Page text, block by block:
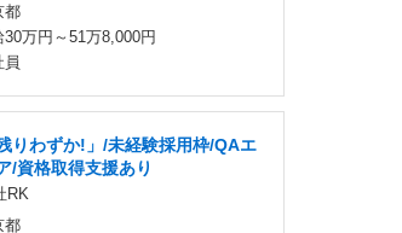
都
30万円～51万8,000円
員
りわずか!」/未経験採用枠/QAエ
/資格取得支援あり
RK
都